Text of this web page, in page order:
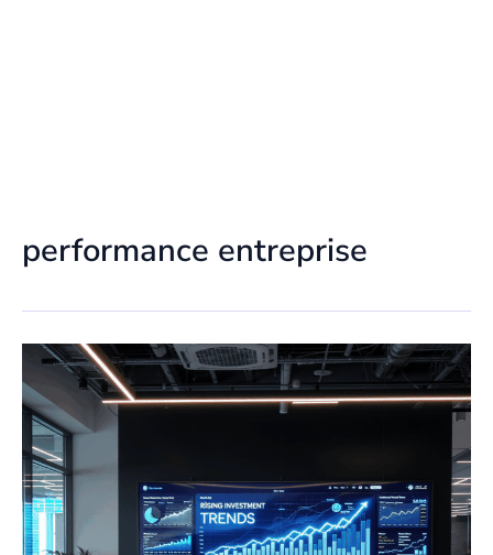
performance entreprise